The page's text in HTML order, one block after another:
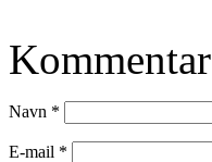
Kommentar
Navn *
E-mail *